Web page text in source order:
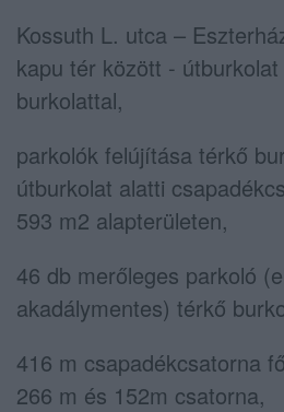
Kossuth L. utca –
kapu tér között -
burkolattal,
parkolók felújítása térkő
útburkolat alatti
593 m2 alapterületen,
46 db merőleges parkoló
akadálymentes) térkő
416 m csapadékcsatorna
266 m és 152m csatorna,